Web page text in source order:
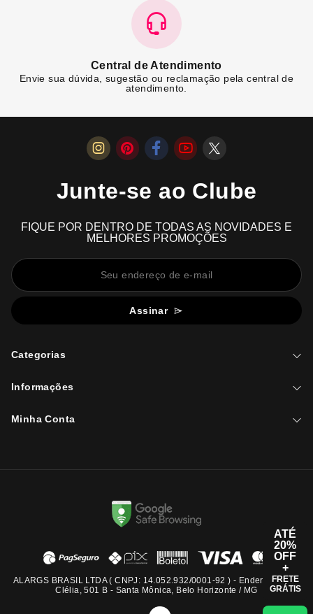
Central de Atendimento
Envie sua dúvida, sugestão ou reclamação pela central de
atendimento.
Junte-se ao Clube
FIQUE POR DENTRO DE TODAS AS NOVIDADES E
MELHORES PROMOÇÕES
Assinar
Categorias
Informações
Minha Conta
ALARGS BRASIL LTDA ( CNPJ: 14.052.932/0001-92 ) - Endereço: Rua
Clélia, 501 B - Santa Mônica, Belo Horizonte / MG
ATÉ
20%
OFF
+
FRETE
GRÁTIS